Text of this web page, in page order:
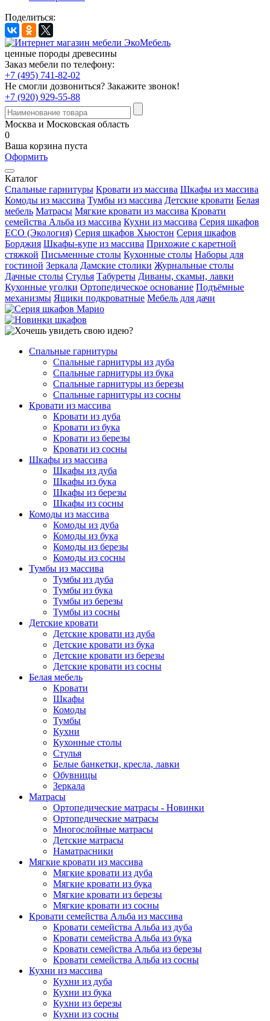
Поделиться:
ценные породы древесины
Заказ мебели по телефону:
+7 (495) 741-82-02
Не смогли дозвониться? Закажите звонок!
+7 (920) 929-55-88
Москва и Московская область
0
Ваша корзина пуста
Оформить
Каталог
Спальные гарнитуры Кровати из массива Шкафы из массива
Комоды из массива Тумбы из массива Детские кровати Белая
мебель Матрасы Мягкие кровати из массива Кровати
семейства Альба из массива Кухни из массива Серия шкафов
ECO (Экология) Серия шкафов Хьюстон Серия шкафов
Борджия Шкафы-купе из массива Прихожие с каретной
стяжкой Письменные столы Кухонные столы Наборы для
гостиной Зеркала Дамские столики Журнальные столы
Дачные столы Стулья Табуреты Диваны, скамьи, лавки
Кухонные уголки Ортопедическое основание Подъёмные
механизмы Ящики подкроватные Мебель для дачи
Спальные гарнитуры
Спальные гарнитуры из дуба
Спальные гарнитуры из бука
Спальные гарнитуры из березы
Спальные гарнитуры из сосны
Кровати из массива
Кровати из дуба
Кровати из бука
Кровати из березы
Кровати из сосны
Шкафы из массива
Шкафы из дуба
Шкафы из бука
Шкафы из березы
Шкафы из сосны
Комоды из массива
Комоды из дуба
Комоды из бука
Комоды из березы
Комоды из сосны
Тумбы из массива
Тумбы из дуба
Тумбы из бука
Тумбы из березы
Тумбы из сосны
Детские кровати
Детские кровати из дуба
Детские кровати из бука
Детские кровати из березы
Детские кровати из сосны
Белая мебель
Кровати
Шкафы
Комоды
Тумбы
Кухни
Кухонные столы
Стулья
Белые банкетки, кресла, лавки
Обувницы
Зеркала
Матрасы
Ортопедические матрасы - Новинки
Ортопедические матрасы
Многослойные матрасы
Детские матрасы
Наматрасники
Мягкие кровати из массива
Мягкие кровати из дуба
Мягкие кровати из бука
Мягкие кровати из березы
Мягкие кровати из сосны
Кровати семейства Альба из массива
Кровати семейства Альба из дуба
Кровати семейства Альба из бука
Кровати семейства Альба из березы
Кровати семейства Альба из сосны
Кухни из массива
Кухни из дуба
Кухни из бука
Кухни из березы
Кухни из сосны